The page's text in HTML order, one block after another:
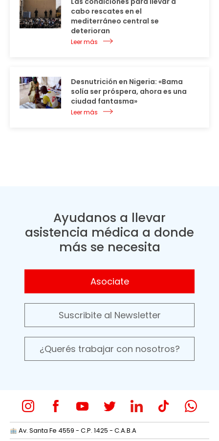
cabo rescates en el
mediterráneo central se
deterioran
Leer más
Desnutrición en Nigeria: «Bama
solía ser próspera, ahora es una
ciudad fantasma»
Leer más
Ayudanos a llevar
asistencia médica a donde
más se necesita
Asociate
Suscribite al Newsletter
¿Querés trabajar con nosotros?
Av. Santa Fe 4559 - C.P. 1425 - C.A.B.A